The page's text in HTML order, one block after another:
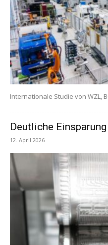
Internationale Studie von WZL,
Deutliche
12. April 2026